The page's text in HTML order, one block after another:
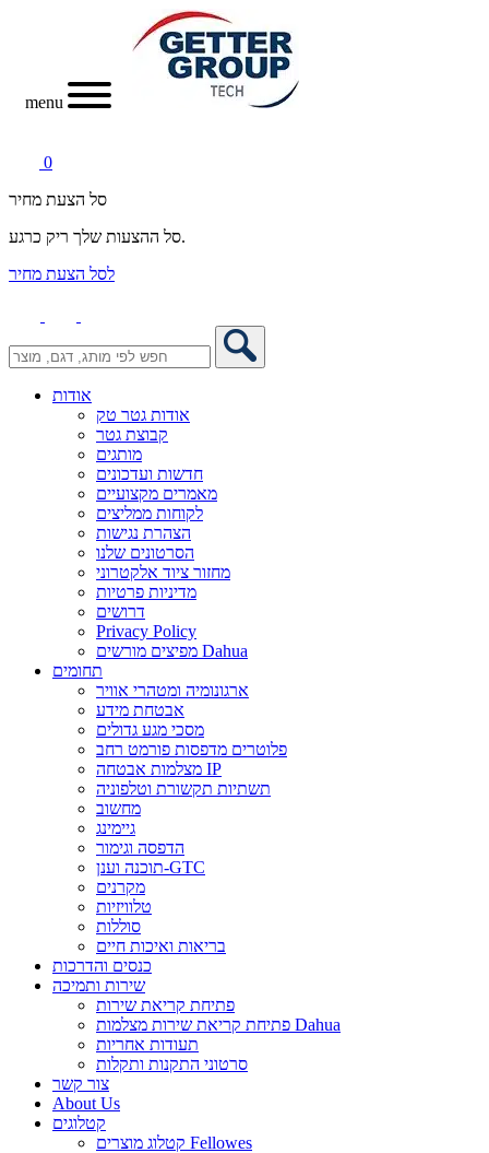
menu
0
סל הצעת מחיר
סל ההצעות שלך ריק כרגע.
לסל הצעת מחיר
אודות
אודות גטר טק
קבוצת גטר
מותגים
חדשות ועדכונים
מאמרים מקצועיים
לקוחות ממליצים
הצהרת נגישות
הסרטונים שלנו
מחזור ציוד אלקטרוני
מדיניות פרטיות
דרושים
Privacy Policy
מפיצים מורשים Dahua
תחומים
ארגונומיה ומטהרי אוויר
אבטחת מידע
מסכי מגע גדולים
פלוטרים מדפסות פורמט רחב
מצלמות אבטחה IP
תשתיות תקשורת וטלפוניה
מחשוב
גיימינג
הדפסה וגימור
תוכנה וענן-GTC
מקרנים
טלוויזיות
סוללות
בריאות ואיכות חיים
כנסים והדרכות
שירות ותמיכה
פתיחת קריאת שירות
פתיחת קריאת שירות מצלמות Dahua
תעודות אחריות
סרטוני התקנות ותקלות
צור קשר
About Us
קטלוגים
קטלוג מוצרים Fellowes